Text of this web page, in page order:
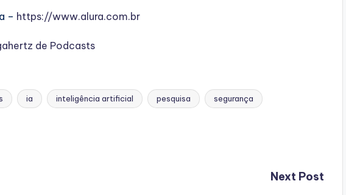
– https://www.alura.com.br
de Podcasts
ia inteligência artificial pesquisa segurança
Next Post